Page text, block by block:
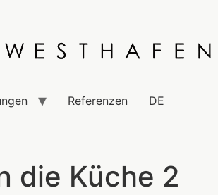
Referenzen
DE
die Küche 2